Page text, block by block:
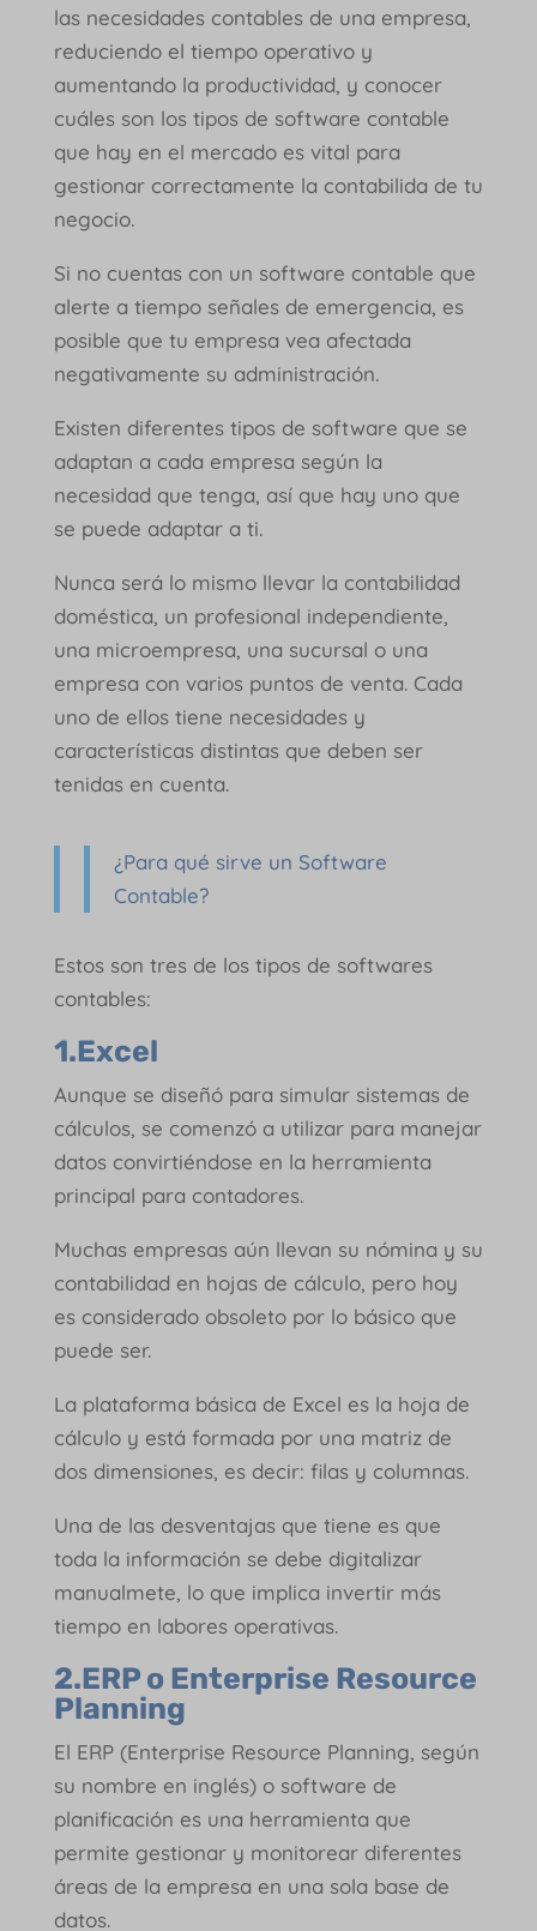
las necesidades contables de una empresa,
reduciendo el tiempo operativo y
aumentando la productividad, y conocer
cuáles son los tipos de software contable
que hay en el mercado es vital para
gestionar correctamente la contabilida de tu
negocio.
Si no cuentas con un software contable que
alerte a tiempo señales de emergencia, es
posible que tu empresa vea afectada
negativamente su administración.
Existen diferentes tipos de software que se
adaptan a cada empresa según la
necesidad que tenga, así que hay uno que
se puede adaptar a ti.
Nunca será lo mismo llevar la contabilidad
doméstica, un profesional independiente,
una microempresa, una sucursal o una
empresa con varios puntos de venta. Cada
uno de ellos tiene necesidades y
características distintas que deben ser
tenidas en cuenta.
¿Para qué sirve un Software
Contable?
Estos son tres de los tipos de softwares
contables:
1.Excel
Aunque se diseñó para simular sistemas de
cálculos, se comenzó a utilizar para manejar
datos convirtiéndose en la herramienta
principal para contadores.
Muchas empresas aún llevan su nómina y su
contabilidad en hojas de cálculo, pero hoy
es considerado obsoleto por lo básico que
puede ser.
La plataforma básica de Excel es la hoja de
cálculo y está formada por una matriz de
dos dimensiones, es decir: filas y columnas.
Una de las desventajas que tiene es que
toda la información se debe digitalizar
manualmete, lo que implica invertir más
tiempo en labores operativas.
2.ERP o Enterprise Resource
Planning
El ERP (Enterprise Resource Planning, según
su nombre en inglés) o software de
planificación es una herramienta que
permite gestionar y monitorear diferentes
áreas de la empresa en una sola base de
datos.